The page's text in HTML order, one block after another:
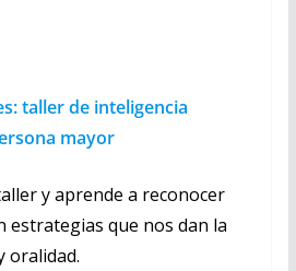
taller de inteligencia
mayor
y aprende a reconocer
estrategias que nos dan la
oralidad.